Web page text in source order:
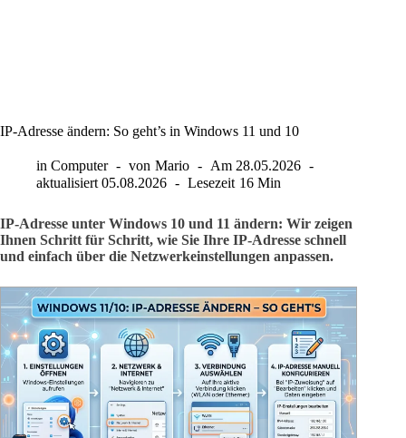
IP-Adresse ändern: So geht’s in Windows 11 und 10
in Computer von Mario Am 28.05.2026
aktualisiert 05.08.2026 Lesezeit 16 Min
IP-Adresse unter Windows 10 und 11 ändern: Wir zeigen
Ihnen Schritt für Schritt, wie Sie Ihre IP-Adresse schnell
und einfach über die Netzwerkeinstellungen anpassen.